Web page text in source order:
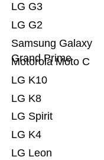
LG Leon
LG K4
LG Spirit
LG K8
LG K10
Motorola Moto C
Samsung Galaxy
Grand Prime
LG G2
LG G3